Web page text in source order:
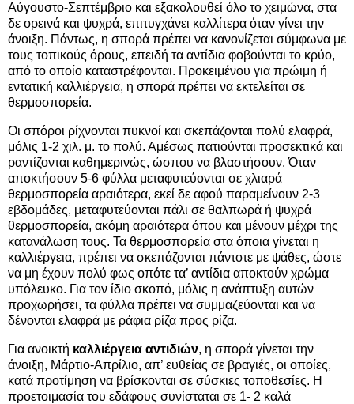
Αύγουστο-Σεπτέμβριο και εξακολουθεί όλο το χειμώνα, στα
δε ορεινά και ψυχρά, επιτυγχάνει καλλίτερα όταν γίνει την
άνοιξη. Πάντως, η σπορά πρέπει να κανονίζεται σύμφωνα με
τους τοπικούς όρους, επειδή τα αντίδια φοβούνται το κρύο,
από το οποίο καταστρέφονται. Προκειμένου για πρώιμη ή
εντατική καλλιέργεια, η σπορά πρέπει να εκτελείται σε
θερμοσπορεία.
Οι σπόροι ρίχνονται πυκνοί και σκεπάζονται πολύ ελαφρά,
μόλις 1-2 χιλ. μ. το πολύ. Αμέσως πατιούνται προσεκτικά και
ραντίζονται καθημερινώς, ώσπου να βλαστήσουν. Όταν
αποκτήσουν 5-6 φύλλα μεταφυτεύονται σε χλιαρά
θερμοσπορεία αραιότερα, εκεί δε αφού παραμείνουν 2-3
εβδομάδες, μεταφυτεύονται πάλι σε θαλπωρά ή ψυχρά
θερμοσπορεία, ακόμη αραιότερα όπου και μένουν μέχρι της
κατανάλωση τους. Τα θερμοσπορεία στα όποια γίνεται η
καλλιέργεια, πρέπει να σκεπάζονται πάντοτε με ψάθες, ώστε
να μη έχουν πολύ φως οπότε τα’ αντίδια αποκτούν χρώμα
υπόλευκο. Για τον ίδιο σκοπό, μόλις η ανάπτυξη αυτών
προχωρήσει, τα φύλλα πρέπει να συμμαζεύονται και να
δένονται ελαφρά με ράφια ρίζα προς ρίζα.
Για ανοικτή καλλιέργεια αντιδιών, η σπορά γίνεται την
άνοιξη, Μάρτιο-Απρίλιο, απ’ ευθείας σε βραγιές, οι οποίες,
κατά προτίμηση να βρίσκονται σε σύσκιες τοποθεσίες. Η
προετοιμασία του εδάφους συνίσταται σε 1- 2 καλά